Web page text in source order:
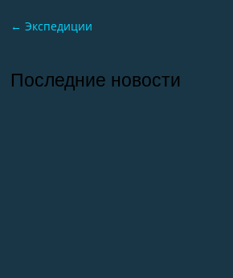
←Экспедиции
Последние новости